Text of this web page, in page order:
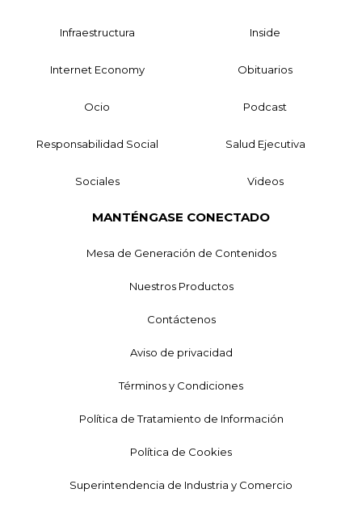
Infraestructura Inside
Internet Economy Obituarios
Ocio Podcast
Responsabilidad Social Salud Ejecutiva
Sociales Videos
MANTÉNGASE CONECTADO
Mesa de Generación de Contenidos
Nuestros Productos
Contáctenos
Aviso de privacidad
Términos y Condiciones
Política de Tratamiento de Información
Política de Cookies
Superintendencia de Industria y Comercio